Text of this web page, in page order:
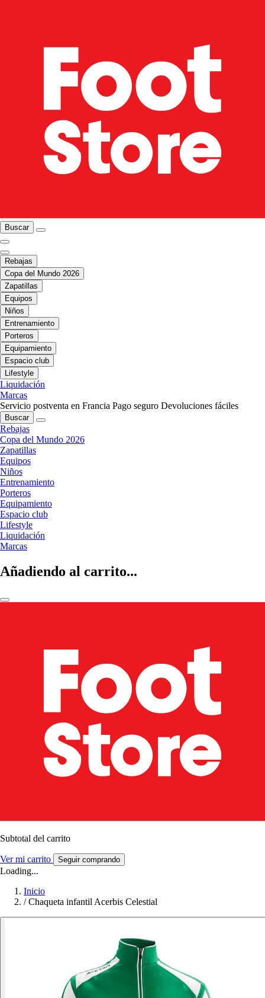
Buscar
Rebajas
Copa del Mundo 2026
Zapatillas
Equipos
Niños
Entrenamiento
Porteros
Equipamiento
Espacio club
Lifestyle
Liquidación
Marcas
Servicio postventa en Francia Pago seguro Devoluciones fáciles
Buscar
Rebajas
Copa del Mundo 2026
Zapatillas
Equipos
Niños
Entrenamiento
Porteros
Equipamiento
Espacio club
Lifestyle
Liquidación
Marcas
Añadiendo al carrito...
Subtotal del carrito
Ver mi carrito Seguir comprando
Loading...
Inicio
/ Chaqueta infantil Acerbis Celestial